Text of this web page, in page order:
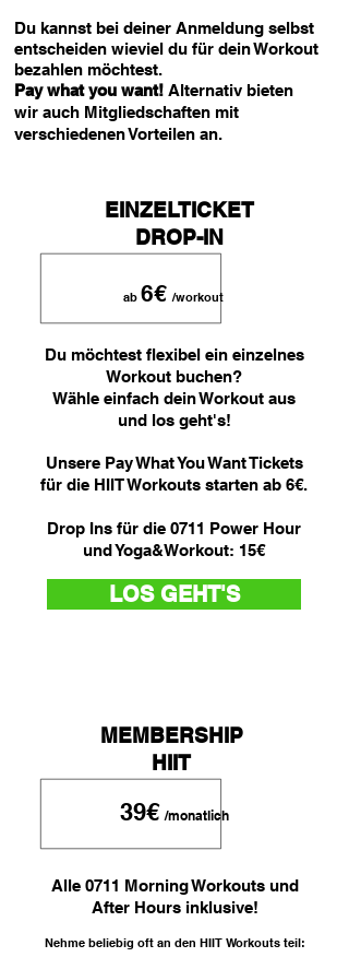
Du kannst bei deiner Anmeldung selbst
entscheiden wieviel du für dein Workout
bezahlen möchtest.
Pay what you want! Alternativ bieten
wir auch Mitgliedschaften mit
verschiedenen Vorteilen an.
EINZELTICKET
DROP-IN
ab 6€ /workout
Du möchtest flexibel ein einzelnes
Workout buchen?
Wähle einfach dein Workout aus
und los geht's!
Unsere Pay What You Want Tickets
für die HIIT Workouts starten ab 6€.
Drop Ins für die 0711 Power Hour
und Yoga&Workout: 15€
LOS GEHT'S
MEMBERSHIP
HIIT
39€ /monatlich
Alle 0711 Morning Workouts und
After Hours inklusive!
Nehme beliebig oft an den HIIT Workouts teil: